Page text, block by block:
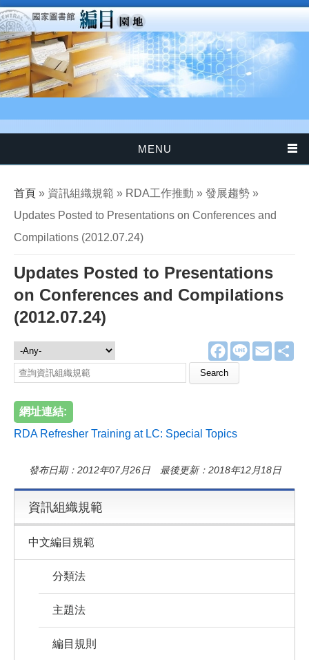
移至主內容
MENU
您在這裡
首頁 » 資訊組織規範 » RDA工作推動 » 發展趨勢 »
Updates Posted to Presentations on Conferences and
Compilations (2012.07.24)
Updates Posted to Presentations
on Conferences and Compilations
(2012.07.24)
F
a
e
L
E
m
資訊組織規範
Search this site
網址連結:
RDA Refresher Training at LC: Special Topics
發布日期：2012年07月26日 最後更新：2018年12月18日
資訊組織規範
中文編目規範
分類法
主題法
編目規則